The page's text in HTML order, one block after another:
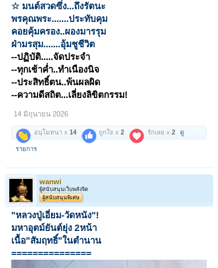
☆ มนต์สวดซึ่ง...ถึงรัตนะ
พรคุณพระ.......ประทับคุม
คอยคุ้มครอง..ผองมารรุม
ฝ่ามรสุม.......อุ้มชูชีวิต
--ปฏิบัติ.....จัดประจำ
--ทุกเช้าค่ำ..ทำเนืองนิจ
--ประสิทธิ์ตน..พ้นผลผิด
--ความดีสถิต...เลี่ยงลิขิตกรรม!
14 มิถุนายน 2026
อนุโมทนา x 14 ถูกใจ x2 รักเลย x2 ดู
รายการ
wanwi
ผู้สนับสนุนเว็บพลังจิต
ผู้สนับสนุนพิเศษ
"หลวงปู่เอี่ยม-วัดหนัง"!
มหาอุตม์ยันต์ยุ่ง 2หน้า
เนื้อ"สัมฤทธิ์"ในตำนาน
===============